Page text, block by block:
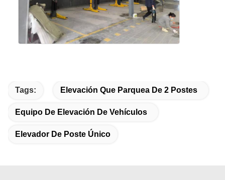
Tags: Elevación Que Parquea De 2 Postes
Equipo De Elevación De Vehículos
Elevador De Poste Único